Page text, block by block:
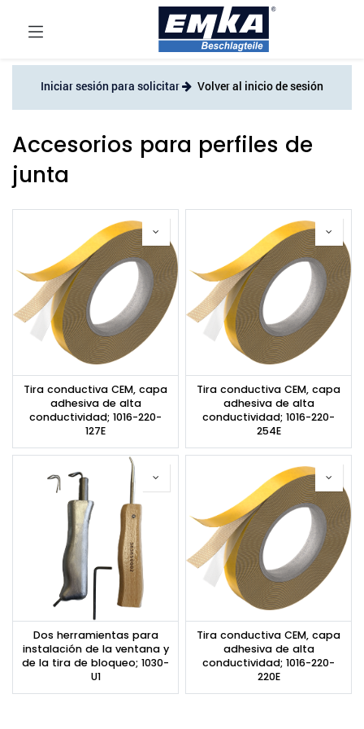
Iniciar sesión para solicitar Volver al inicio de sesión
Accesorios para perfiles de
junta
Tira conductiva CEM, capa
adhesiva de alta
conductividad; 1016-220-
127E
Tira conductiva CEM, capa
adhesiva de alta
conductividad; 1016-220-
254E
Dos herramientas para
instalación de la ventana y
de la tira de bloqueo; 1030-
U1
Tira conductiva CEM, capa
adhesiva de alta
conductividad; 1016-220-
220E